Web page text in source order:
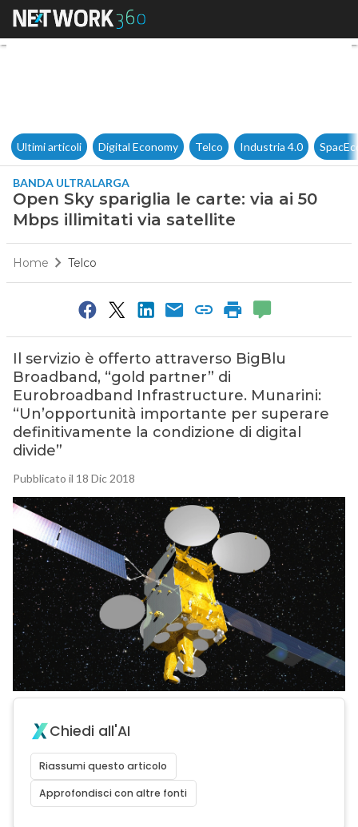
Open Sky spariglia le carte:
Ultimi articoli Digital Economy Telco Industria 4.0
BANDA ULTRALARGA
Open Sky spariglia le carte: via ai 50
Mbps illimitati via satellite
Home Telco
Il servizio è offerto attraverso BigBlu
Broadband, “gold partner” di
Eurobroadband Infrastructure. Munarini:
“Un’opportunità importante per superare
definitivamente la condizione di digital
divide”
Pubblicato il 18 Dic 2018
Chiedi all'AI
Riassumi questo articolo
Approfondisci con altre fonti